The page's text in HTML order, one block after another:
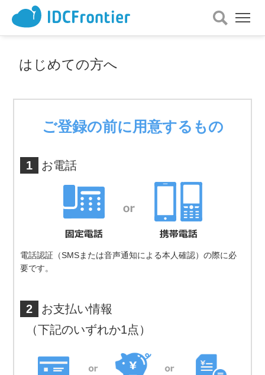
メ
ニ
ュ
はじめての方へ
ご登録の前に用意するもの
1 お電話
電話認証（SMSまたは音声通知による本人確認）の際に必
要です。
2
お支払い情報
（下記のいずれか1点）